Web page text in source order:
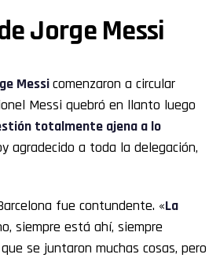
Jorge Messi
Messicomenzaron a circular
Messi quebró en llanto luego
totalmente ajena a lo
agradecido a toda la delegación,
fue contundente. «La
siempre está ahí, siempre
se juntaron muchas cosas, pero